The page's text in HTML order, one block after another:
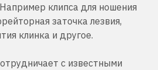
клипса для ношения
заточка лезвия,
клинка и другое.
с известными